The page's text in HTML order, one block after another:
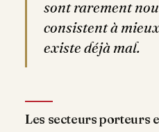
sont rarement
consistent à
existe déjà mal.
Les secteurs porteurs